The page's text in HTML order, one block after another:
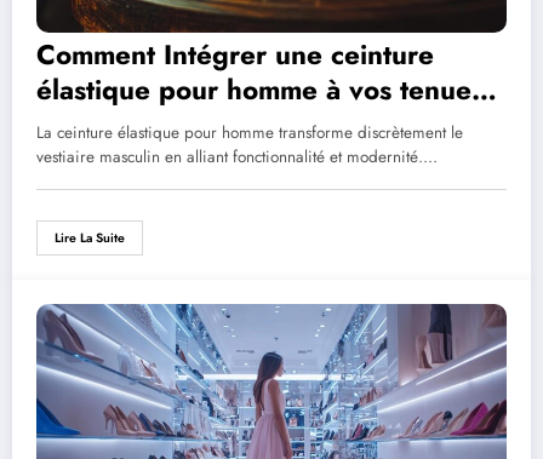
Comment Intégrer une ceinture
élastique pour homme à vos tenues
décontractées
La ceinture élastique pour homme transforme discrètement le
vestiaire masculin en alliant fonctionnalité et modernité.…
Lire La Suite